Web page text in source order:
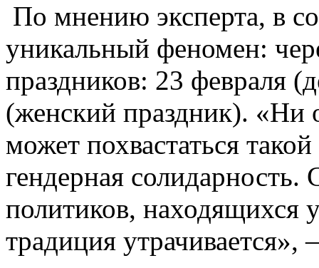
По мнению эксперта, в
уникальный феномен:
праздников: 23 февраля
(женский праздник). «Ни
может похвастаться
гендерная солидарность.
политиков, находящихся
традиция